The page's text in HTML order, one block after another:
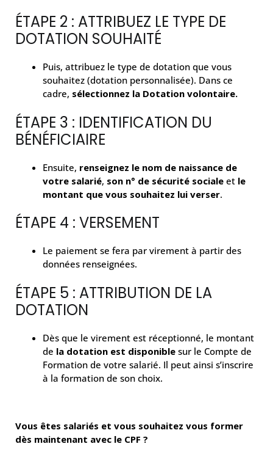
ÉTAPE 2 : ATTRIBUEZ LE TYPE DE
DOTATION SOUHAITÉ
Puis, attribuez le type de dotation que vous
souhaitez (dotation personnalisée). Dans ce
cadre, sélectionnez la Dotation volontaire.
ÉTAPE 3 : IDENTIFICATION DU
BÉNÉFICIAIRE
Ensuite, renseignez le nom de naissance de
votre salarié, son n° de sécurité sociale et le
montant que vous souhaitez lui verser.
ÉTAPE 4 : VERSEMENT
Le paiement se fera par virement à partir des
données renseignées.
ÉTAPE 5 : ATTRIBUTION DE LA
DOTATION
Dès que le virement est réceptionné, le montant
de la dotation est disponible sur le Compte de
Formation de votre salarié. Il peut ainsi s’inscrire
à la formation de son choix.
Vous êtes salariés et vous souhaitez vous former
dès maintenant avec le CPF ?